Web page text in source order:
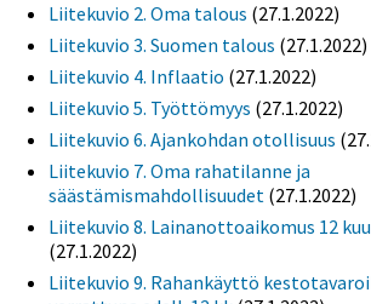
Liitekuvio 2. Oma talous (27.1.2022)
Liitekuvio 3. Suomen talous (27.1.2022)
Liitekuvio 4. Inflaatio (27.1.2022)
Liitekuvio 5. Työttömyys (27.1.2022)
Liitekuvio 6. Ajankohdan otollisuus
Liitekuvio 7. Oma rahatilanne ja
säästämismahdollisuudet (27.1.2022)
Liitekuvio 8. Lainanottoaikomus 12
(27.1.2022)
Liitekuvio 9. Rahankäyttö